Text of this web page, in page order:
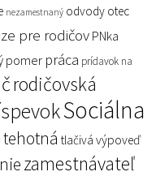
nezamestnaný odvody otec
pre rodičov PNka
pomer práca prídavok na
rodičovská
Sociálna
tehotná tlačivá výpoveď
zamestnávateľ